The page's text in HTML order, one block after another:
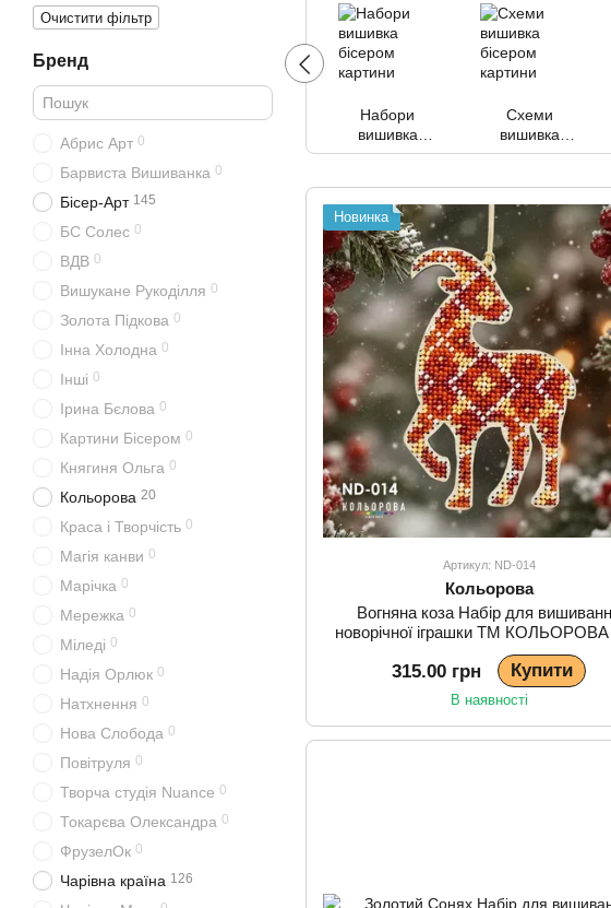
Набори
вишивка
бісером
Схеми
вишивка
бісером
Новинка
Артикул: ND-014
Кольорова
Вогняна коза Набір для
новорічної іграшки ТМ
315.00 грн Купити
В наявності
Очистити фільтр
Бренд
Абрис Арт 0
Барвиста Вишиванка 0
Бісер-Арт 145
БС Солес 0
ВДВ 0
Вишукане Рукоділля 0
Золота Підкова 0
Інна Холодна 0
Інші 0
Ірина Бєлова 0
Картини Бісером 0
Княгиня Ольга 0
Кольорова 20
Краса і Творчість 0
Магія канви 0
Марічка 0
Мережка 0
Міледі 0
Надія Орлюк 0
Натхнення 0
Нова Слобода 0
Повітруля 0
Творча студія Nuance 0
Токарєва Олександра 0
ФрузелОк 0
Чарівна країна 126